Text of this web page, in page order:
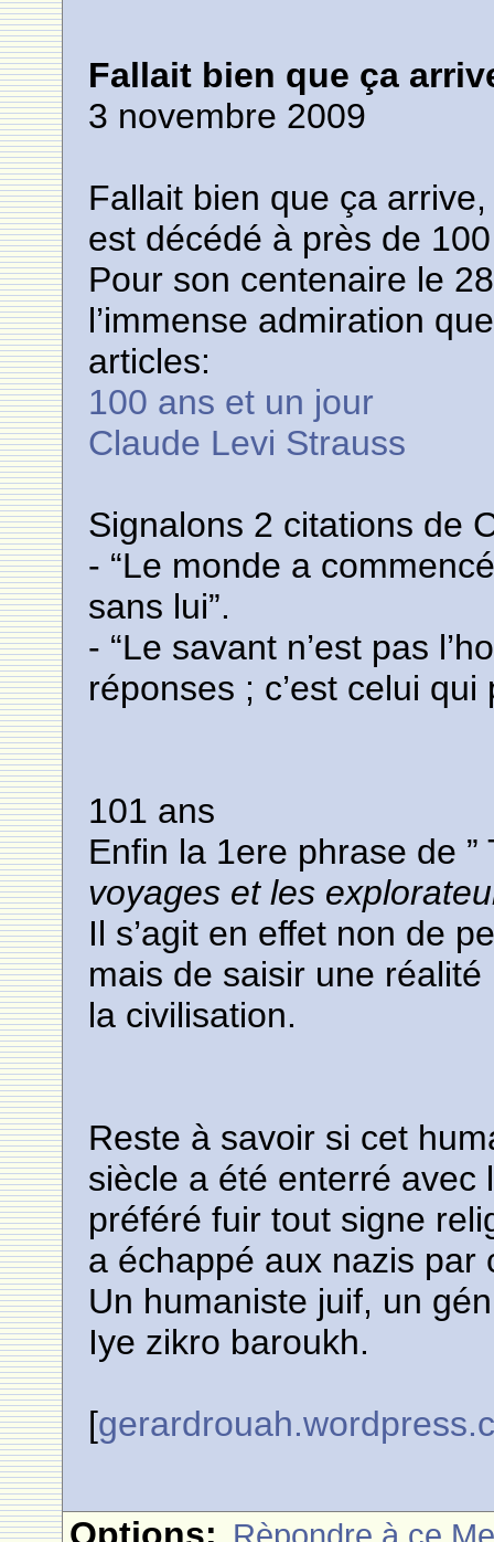
Fallait bien que ça
3 novembre 2009
Fallait bien que ça
est décédé à près de
Pour son centenaire le
l’immense admiration
articles:
100 ans et un jour
Claude Levi Strauss
Signalons 2 citations de
- “Le monde a
sans lui”.
- “Le savant n’est pas
réponses ; c’est celui
101 ans
Enfin la 1ere phrase de
voyages et les
Il s’agit en effet non de
mais de saisir une
la civilisation.
Reste à savoir si cet
siècle a été enterré
préféré fuir tout signe
a échappé aux nazis par
Un humaniste juif, un
Iye zikro baroukh.
[